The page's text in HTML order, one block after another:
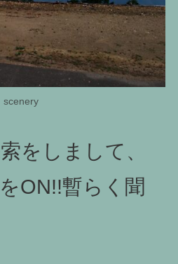
scenery
をしまして、
ON!!暫らく聞